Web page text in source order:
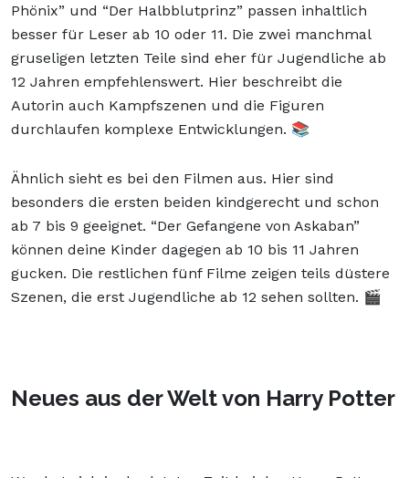
Phönix” und “Der Halbblutprinz” passen inhaltlich
besser für Leser ab 10 oder 11. Die zwei manchmal
gruseligen letzten Teile sind eher für Jugendliche ab
12 Jahren empfehlenswert. Hier beschreibt die
Autorin auch Kampfszenen und die Figuren
durchlaufen komplexe Entwicklungen. 📚
Ähnlich sieht es bei den Filmen aus. Hier sind
besonders die ersten beiden kindgerecht und schon
ab 7 bis 9 geeignet. “Der Gefangene von Askaban”
können deine Kinder dagegen ab 10 bis 11 Jahren
gucken. Die restlichen fünf Filme zeigen teils düstere
Szenen, die erst Jugendliche ab 12 sehen sollten. 🎬
Neues aus der Welt von Harry Potter